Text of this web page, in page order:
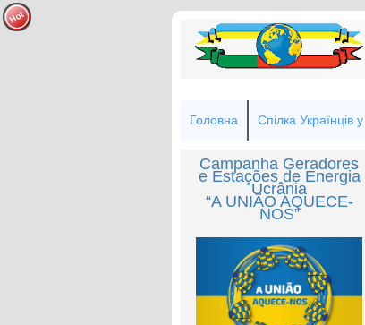
Головна Спілка Українців
Campanha Geradores
e Estações de Energia
Ucrânia
“A UNIÃO AQUECE-
NOS”